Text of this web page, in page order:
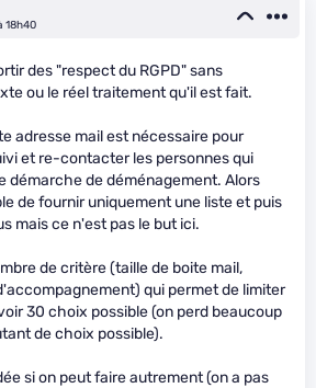
18h40
des "respect du RGPD" sans
ou le réel traitement qu'il est fait.
adresse mail est nécessaire pour
et re-contacter les personnes qui
démarche de déménagement. Alors
de fournir uniquement une liste et puis
mais ce n'est pas le but ici.
de critère (taille de boite mail,
qui permet de limiter
30 choix possible (on perd beaucoup
de choix possible).
si on peut faire autrement (on a pas